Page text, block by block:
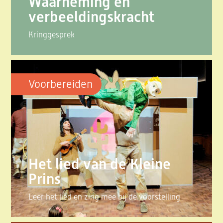
verbeeldingskracht
Kringgesprek
Voorbereiden
Het lied van de Kleine
Prins
Leer het lied en zing mee bij de voorstelling